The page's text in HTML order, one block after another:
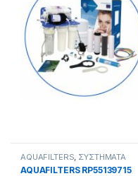
AQUAFILTERS, ΣΥΣΤΗΜΑΤΑ
ΑΝΤΙΣΤΡΟΦΗΣ ΟΣΜΟΣΗΣ
AQUAFILTERS RP55139715